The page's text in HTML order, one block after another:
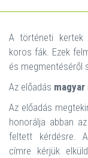
A történeti kertek
koros fák. Ezek
és megmentéséről
Az előadás magyar
Az előadás
honorálja abban
feltett kérdésre.
címre kérjük